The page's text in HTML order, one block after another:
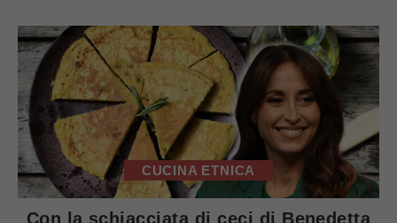
CUCINA ETNICA
Con la schiacciata di ceci di Benedetta